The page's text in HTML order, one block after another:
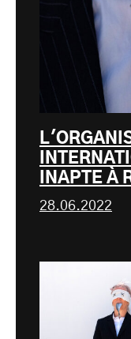
INAPTE À
28.06.2022